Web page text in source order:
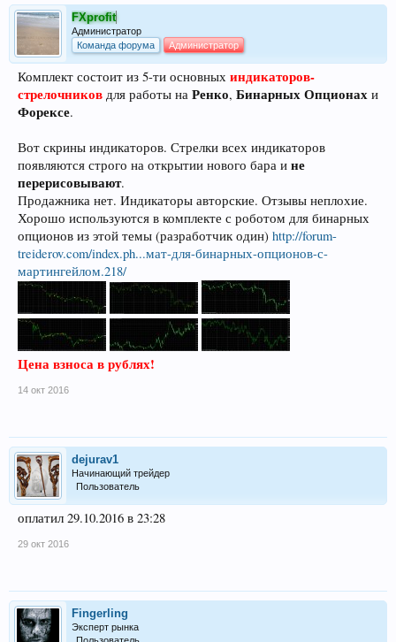
FXprofit
Администратор
Команда форума
Администратор
Комплект состоит из 5-ти основных индикаторов-
стрелочников для работы на Ренко, Бинарных Опционах и
Форексе.
Вот скрины индикаторов. Стрелки всех индикаторов
появляются строго на открытии нового бара и не
перерисовывают.
Продажника нет. Индикаторы авторские. Отзывы неплохие.
Хорошо используются в комплекте с роботом для бинарных
опционов из этой темы (разработчик один) http://forum-
treiderov.com/index.ph...мат-для-бинарных-опционов-с-
мартингейлом.218/
Цена взноса в рублях!
14 окт 2016
dejurav1
Начинающий трейдер
Пользователь
оплатил 29.10.2016 в 23:28
29 окт 2016
Fingerling
Эксперт рынка